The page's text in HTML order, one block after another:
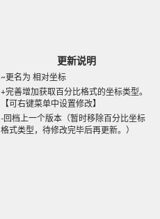
更新说明
~更名为 相对坐标
+完善增加获取百分比格式的坐标类型。
【可右键菜单中设置修改】
-回档上一个版本（暂时移除百分比坐标
格式类型，待修改完毕后再更新。）